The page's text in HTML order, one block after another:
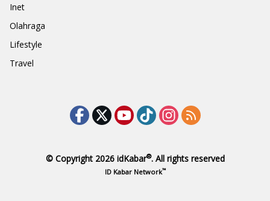
Inet
Olahraga
Lifestyle
Travel
© Copyright 2026 idKabar®. All rights reserved
ID Kabar Network™